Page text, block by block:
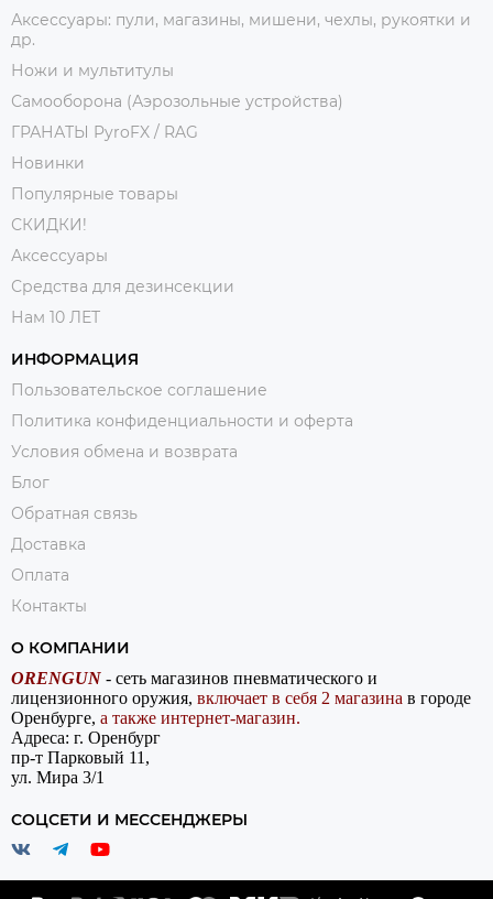
Аксессуары: пули, магазины, мишени, чехлы, рукоятки и
др.
Ножи и мультитулы
Самооборона (Аэрозольные устройства)
ГРАНАТЫ PyroFX / RAG
Новинки
Популярные товары
СКИДКИ!
Аксессуары
Средства для дезинсекции
Нам 10 ЛЕТ
ИНФОРМАЦИЯ
Пользовательское соглашение
Политика конфиденциальности и оферта
Условия обмена и возврата
Блог
Обратная связь
Доставка
Оплата
Контакты
О КОМПАНИИ
ORENGUN - сеть магазинов пневматического и
лицензионного оружия, включает в себя 2 магазина в городе
Оренбурге, а также интернет-магазин.
Адреса: г. Оренбург
пр-т Парковый 11,
ул. Мира 3/1
СОЦСЕТИ И МЕССЕНДЖЕРЫ